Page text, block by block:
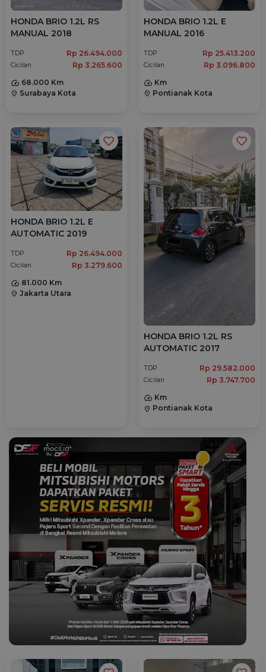
HONDA BRIO 1.2L RS
MANUAL 2018
TDP Rp 26.494.000
Cicilan
Rp 3.265.600
68.000 Km
location_on Surabaya Kota
HONDA BRIO 1.2L E
MANUAL 2016
TDP Rp 25.413.200
Cicilan
Rp 3.096.800
Km
location_on Pontianak Kota
HONDA BRIO 1.2L E
AUTOMATIC 2019
TDP Rp 26.494.000
Cicilan
Rp 3.279.600
81.000 Km
location_on Jakarta Utara
HONDA BRIO 1.2L RS
AUTOMATIC 2017
TDP Rp 29.582.000
Cicilan
Rp 3.747.700
Km
location_on Pontianak Kota